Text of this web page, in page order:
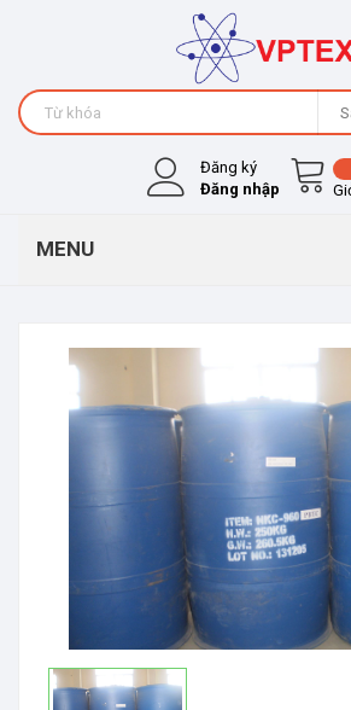
Đăng ký
Đăng nhập